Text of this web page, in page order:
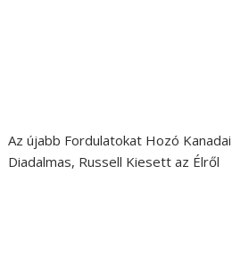
Az újabb Fordulatokat Hozó
Diadalmas, Russell Kiesett az Élről